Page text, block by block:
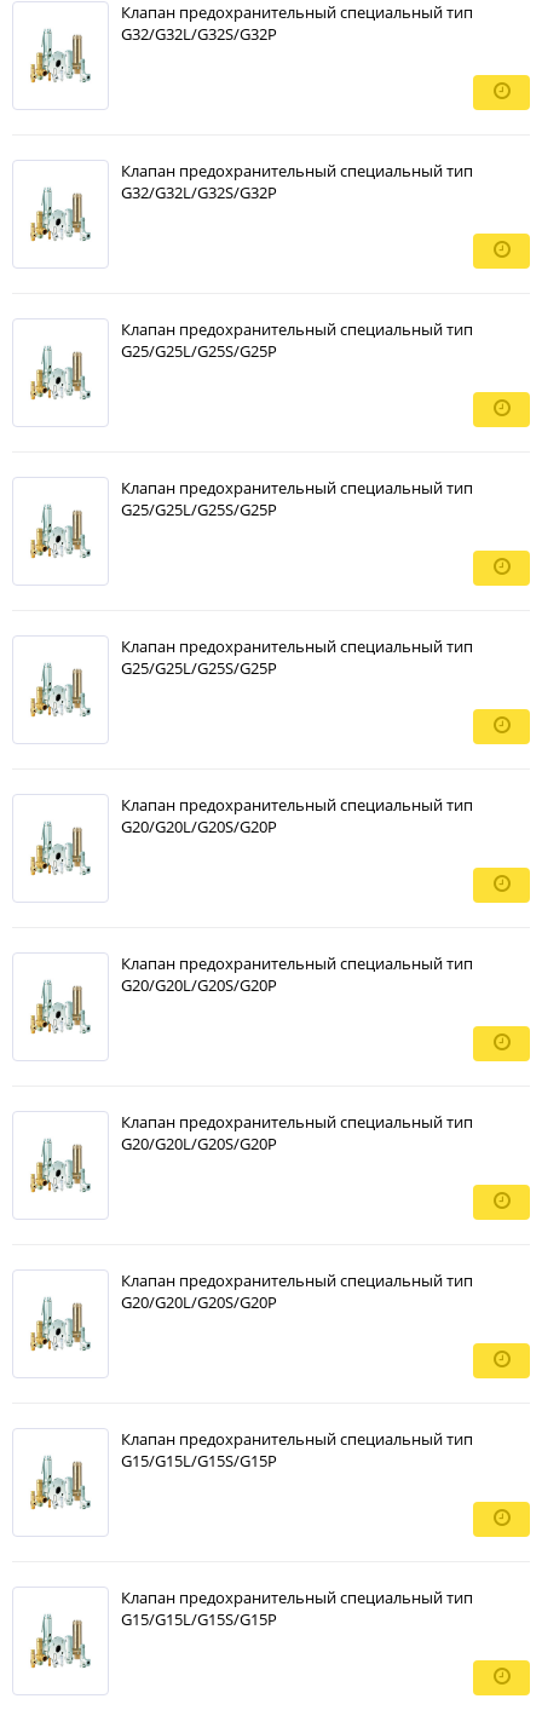
Клапан предохранительный специальный тип
G32/G32L/G32S/G32P
Клапан предохранительный специальный тип
G32/G32L/G32S/G32P
Клапан предохранительный специальный тип
G25/G25L/G25S/G25P
Клапан предохранительный специальный тип
G25/G25L/G25S/G25P
Клапан предохранительный специальный тип
G25/G25L/G25S/G25P
Клапан предохранительный специальный тип
G20/G20L/G20S/G20P
Клапан предохранительный специальный тип
G20/G20L/G20S/G20P
Клапан предохранительный специальный тип
G20/G20L/G20S/G20P
Клапан предохранительный специальный тип
G20/G20L/G20S/G20P
Клапан предохранительный специальный тип
G15/G15L/G15S/G15P
Клапан предохранительный специальный тип
G15/G15L/G15S/G15P